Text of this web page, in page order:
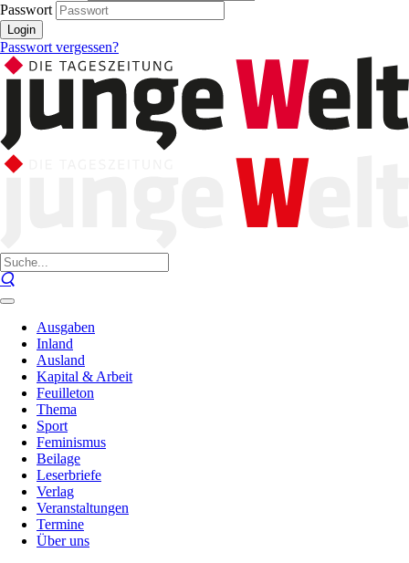
Passwort
Login
Passwort vergessen?
Ausgaben
Inland
Ausland
Kapital & Arbeit
Feuilleton
Thema
Sport
Feminismus
Beilage
Leserbriefe
Verlag
Veranstaltungen
Termine
Über uns